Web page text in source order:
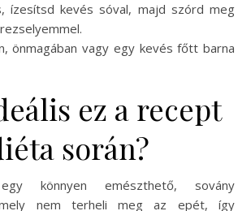
ízesítsd kevés sóval, majd szórd meg
önmagában vagy egy kevés főtt barna
ez a recept
során?
könnyen emészthető, sovány
nem terheli meg az epét, így